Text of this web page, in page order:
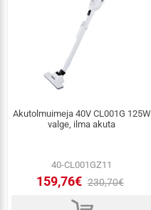
Akutolmuimeja 40V CL001G 125W
valge, ilma akuta
40-CL001GZ11
159,76€ 230,70€